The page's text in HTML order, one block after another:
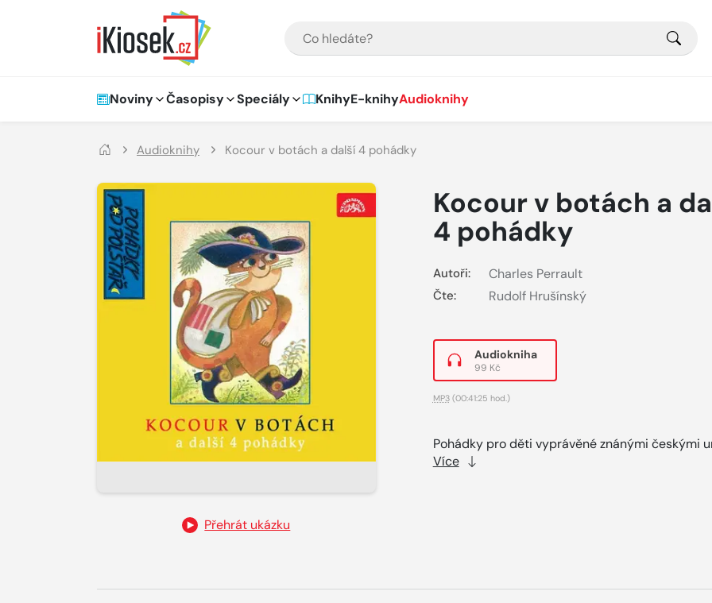
Hlavní navigace
Noviny Časopisy Speciály KnihyE-knihyAudioknihy
Audioknihy Kocour v botách a další 4 pohádky
Přehrát ukázku
Kocour v botách a
4 pohádky
Autoři: Charles Perrault
Čte: Rudolf Hrušínský
Audiokniha
99 Kč
MP3(00:41:25 hod.)
Pohádky pro děti vyprávěné znánými českými
Více